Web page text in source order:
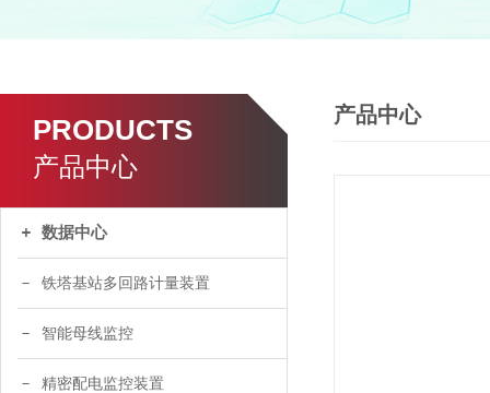
PRODUCTS
产品中心
数据中心
铁塔基站多回路计量装置
智能母线监控
精密配电监控装置
产品中心